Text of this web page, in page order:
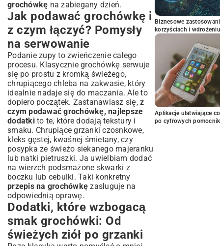
grochówkę na zabiegany dzień.
Jak podawać grochówkę i
z czym łączyć? Pomysły
na serwowanie
Podanie zupy to zwieńczenie całego
procesu. Klasycznie grochówkę serwuje
się po prostu z kromką świeżego,
chrupiącego chleba na zakwasie, który
idealnie nadaje się do maczania. Ale to
dopiero początek. Zastanawiasz się, z
czym podawać grochówkę, najlepsze
dodatkito te, które dodają tekstury i
smaku. Chrupiące grzanki czosnkowe,
kleks gęstej, kwaśnej śmietany, czy
posypka ze świeżo siekanego majeranku
lub natki pietruszki. Ja uwielbiam dodać
na wierzch podsmażone skwarki z
boczku lub cebulki. Taki konkretny
przepis na grochówkę zasługuje na
odpowiednią oprawę.
Dodatki, które wzbogacą
smak grochówki: Od
świeżych ziół po grzanki
Biznesowe
korzyściach i wdrożeniu
Aplikacje ułatwiające
po cyfrowych